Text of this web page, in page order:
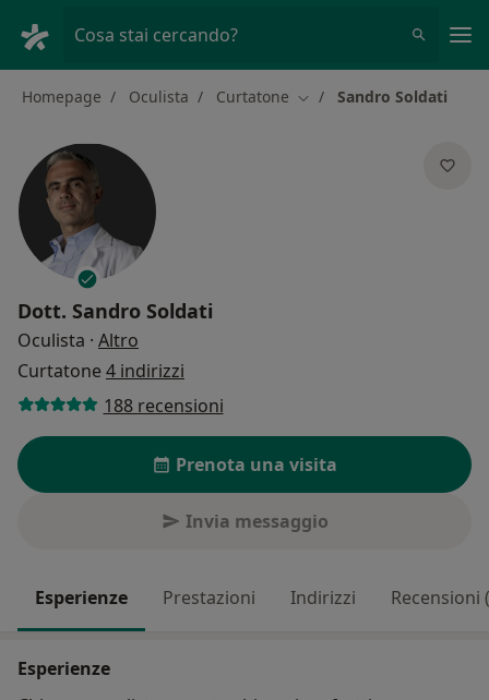
Cosa stai cercando?
Homepage Oculista Curtatone Cambia città
Sandro Soldati
Dott. Sandro Soldati
Oculista · Altro
Curtatone 4 indirizzi
188 recensioni
Prenota una visita
Invia messaggio
Esperienze Prestazioni Indirizzi Recensioni
Esperienze